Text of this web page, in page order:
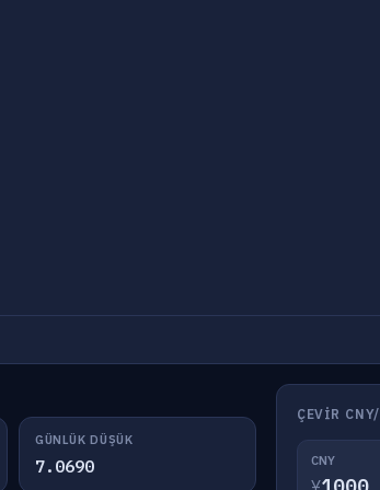
GÜNLÜK DÜŞÜK
7.0690
ÇEVIR
CNY
¥